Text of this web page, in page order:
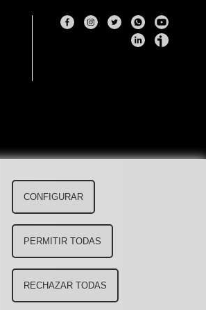
CONFIGURAR
PERMITIR TODAS
RECHAZAR TODAS